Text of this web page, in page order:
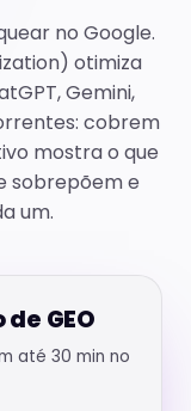
no Google.
otimiza
Gemini,
cobrem
mostra o que
sobrepõem e
um.
GEO
até 30 min no